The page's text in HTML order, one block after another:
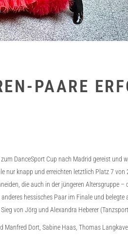
PAARE
DanceSport Cup nach Madrid gereist und
nur knapp und erreichten letztlich Platz 7
die auch in der jüngeren Altersgruppe
hessisches Paar im Finale und belegte
von Jörg und Alexandra Heberer
Manfred Dort, Sabine Haas, Thomas